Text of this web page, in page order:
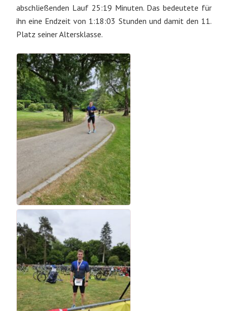
abschließenden Lauf 25:19 Minuten. Das bedeutete für
ihn eine Endzeit von 1:18:03 Stunden und damit den 11.
Platz seiner Altersklasse.